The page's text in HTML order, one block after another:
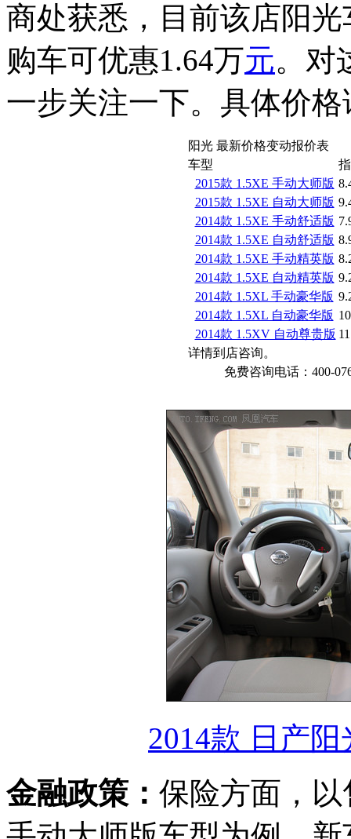
商处获悉，目前该店阳
购车可优惠1.64万元。对
一步关注一下。具体价
阳光 最新价格变动报价表
车型
2015款 1.5XE 手动大师版
2015款 1.5XE 自动大师版
2014款 1.5XE 手动舒适版
2014款 1.5XE 自动舒适版
2014款 1.5XE 手动精英版
2014款 1.5XE 自动精英版
2014款 1.5XL 手动豪华版
2014款 1.5XL 自动豪华版
2014款 1.5XV 自动尊贵版
详情到店咨询。
免费咨询电话：400-
2014款 日产
金融政策： 保险方面，以